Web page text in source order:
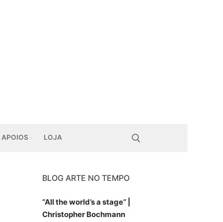
APOIOS LOJA
BLOG ARTE NO TEMPO
“All the world’s a stage” |
Christopher Bochmann